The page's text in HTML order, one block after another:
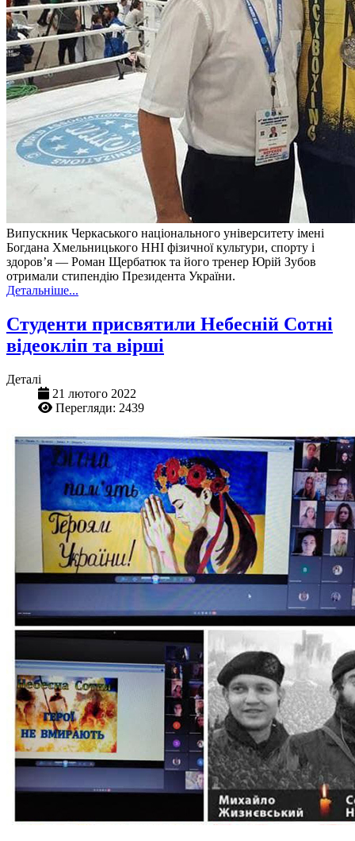
Випускник Черкаського національного університету імені
Богдана Хмельницького ННІ фізичної культури, спорту і
здоров’я — Роман Щербатюк та його тренер Юрій Зубов
отримали стипендію Президента України.
Детальніше...
Студенти присвятили Небесній Сотні
відеокліп та вірші
Деталі
21 лютого 2022
Перегляди: 2439